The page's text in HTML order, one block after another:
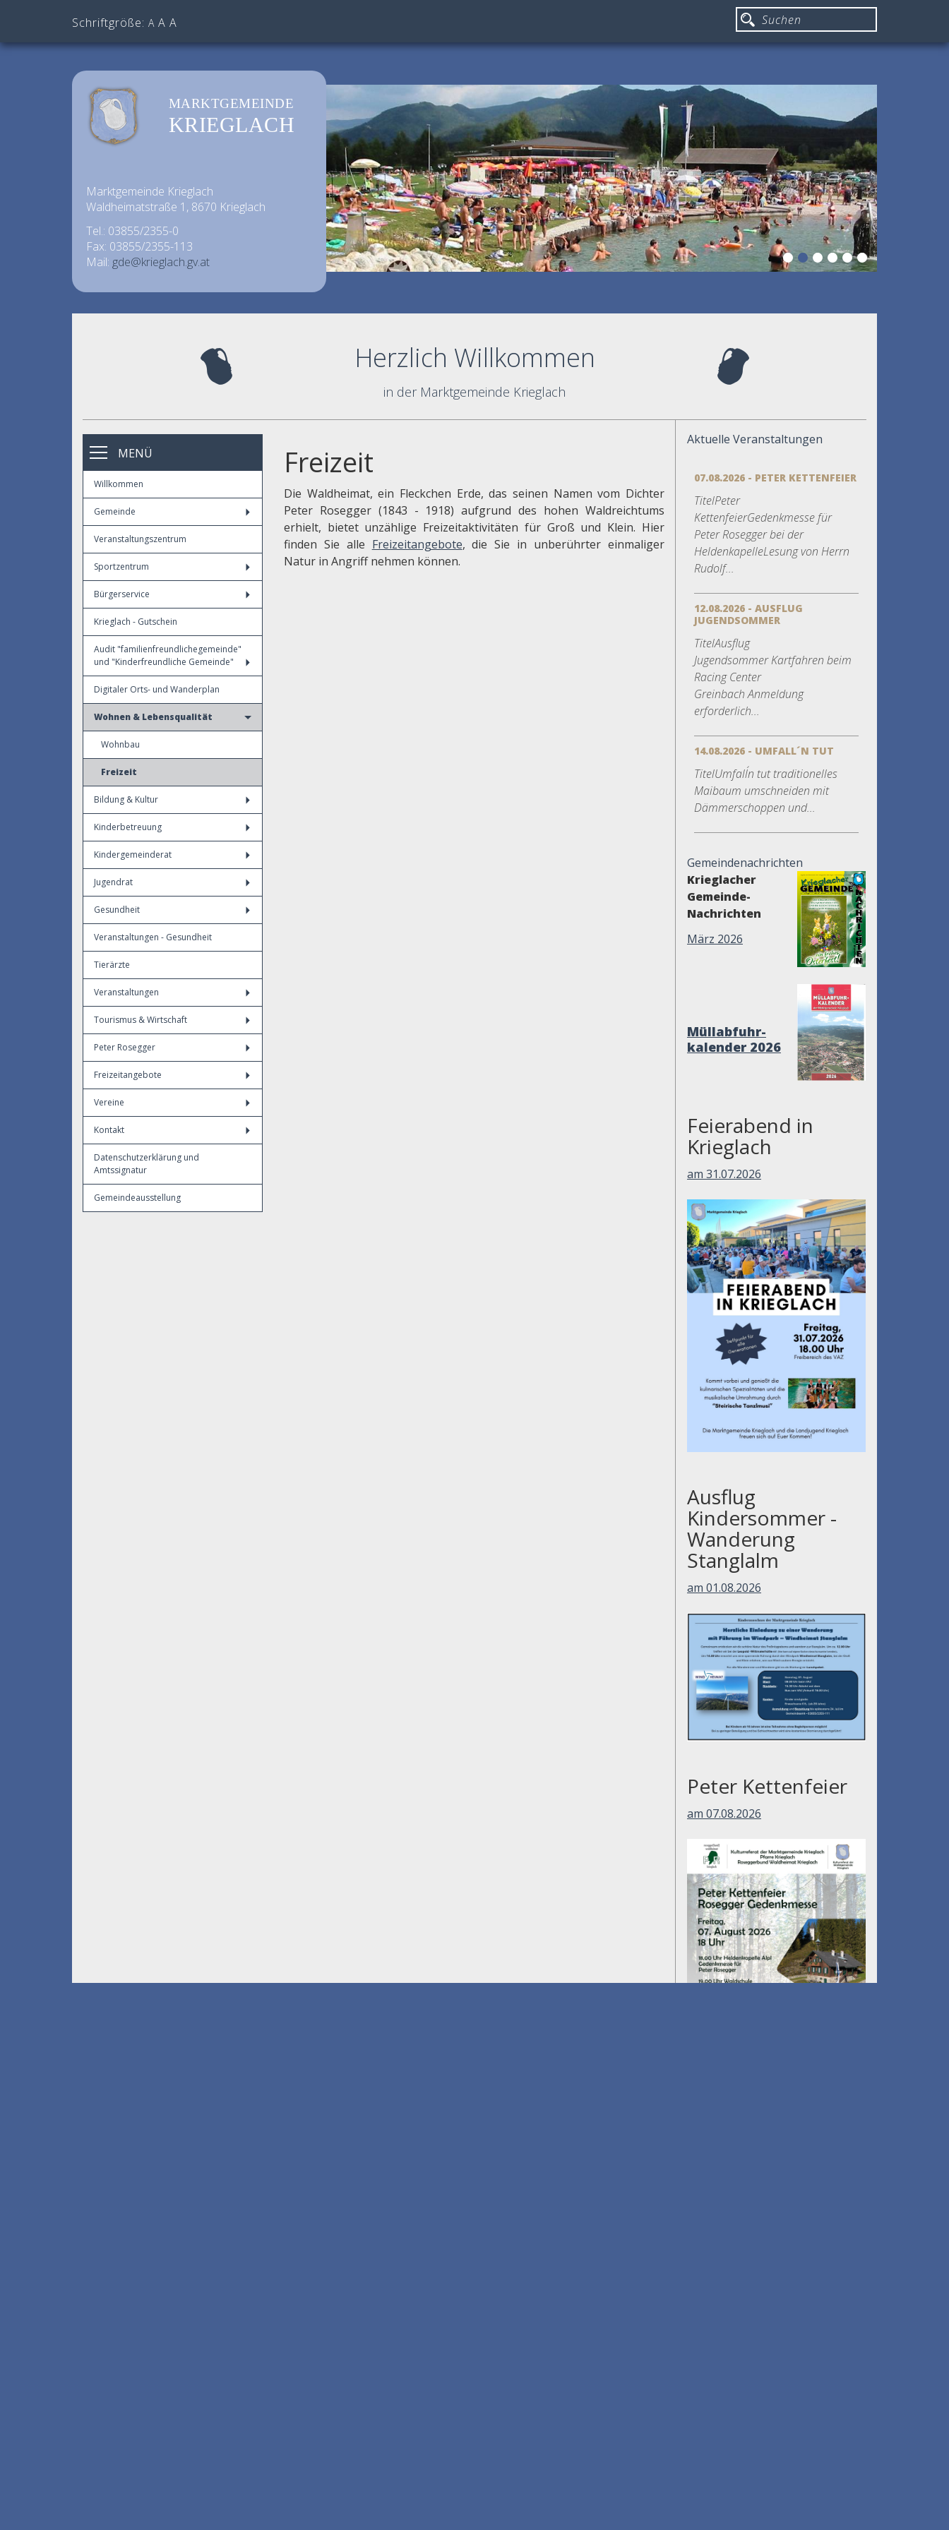
Schriftgröße: A A A
MARKTGEMEINDE
KRIEGLACH
Marktgemeinde Krieglach
Waldheimatstraße 1, 8670 Krieglach
Tel.: 03855/2355-0
Fax: 03855/2355-113
Mail: gde@krieglach.gv.at
Herzlich Willkommen
in der Marktgemeinde Krieglach
MENÜ
Willkommen
Gemeinde
Veranstaltungszentrum
Sportzentrum
Bürgerservice
Krieglach - Gutschein
Audit "familienfreundlichegemeinde"
und "Kinderfreundliche Gemeinde"
Digitaler Orts- und Wanderplan
Wohnen & Lebensqualität
Wohnbau
Freizeit
Bildung & Kultur
Kinderbetreuung
Kindergemeinderat
Jugendrat
Gesundheit
Veranstaltungen - Gesundheit
Tierärzte
Veranstaltungen
Tourismus & Wirtschaft
Peter Rosegger
Freizeitangebote
Vereine
Kontakt
Datenschutzerklärung und
Amtssignatur
Gemeindeausstellung
Freizeit
Die Waldheimat, ein Fleckchen Erde, das seinen Namen vom Dichter
Peter Rosegger (1843 - 1918) aufgrund des hohen Waldreichtums
erhielt, bietet unzählige Freizeitaktivitäten für Groß und Klein. Hier
finden Sie alle Freizeitangebote, die Sie in unberührter einmaliger
Natur in Angriff nehmen können.
Aktuelle Veranstaltungen
07.08.2026 - PETER KETTENFEIER
TitelPeter
KettenfeierGedenkmesse für
Peter Rosegger bei der
HeldenkapelleLesung von Herrn
Rudolf...
12.08.2026 - AUSFLUG
JUGENDSOMMER
TitelAusflug
Jugendsommer Kartfahren beim
Racing Center
Greinbach Anmeldung
erforderlich...
14.08.2026 - UMFALL´N TUT
TitelUmfall´n tut traditionelles
Maibaum umschneiden mit
Dämmerschoppen und...
Gemeindenachrichten
Krieglacher
Gemeinde-
Nachrichten
März 2026
Müllabfuhr-
kalender 2026
Feierabend in
Krieglach
am 31.07.2026
Ausflug
Kindersommer -
Wanderung
Stanglalm
am 01.08.2026
Peter Kettenfeier
am 07.08.2026